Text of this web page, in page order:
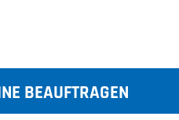
BEAUFTRAGEN